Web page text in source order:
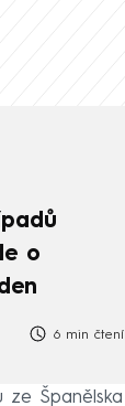
o
6 min čtení
ze Španělska